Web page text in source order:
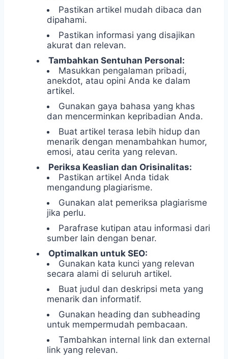
Pastikan artikel mudah dibaca dan
dipahami.
Pastikan informasi yang disajikan
akurat dan relevan.
Tambahkan Sentuhan Personal:
Masukkan pengalaman pribadi,
anekdot, atau opini Anda ke dalam
artikel.
Gunakan gaya bahasa yang khas
dan mencerminkan kepribadian Anda.
Buat artikel terasa lebih hidup dan
menarik dengan menambahkan humor,
emosi, atau cerita yang relevan.
Periksa Keaslian dan Orisinalitas:
Pastikan artikel Anda tidak
mengandung plagiarisme.
Gunakan alat pemeriksa plagiarisme
jika perlu.
Parafrase kutipan atau informasi dari
sumber lain dengan benar.
Optimalkan untuk SEO:
Gunakan kata kunci yang relevan
secara alami di seluruh artikel.
Buat judul dan deskripsi meta yang
menarik dan informatif.
Gunakan heading dan subheading
untuk mempermudah pembacaan.
Tambahkan internal link dan external
link yang relevan.